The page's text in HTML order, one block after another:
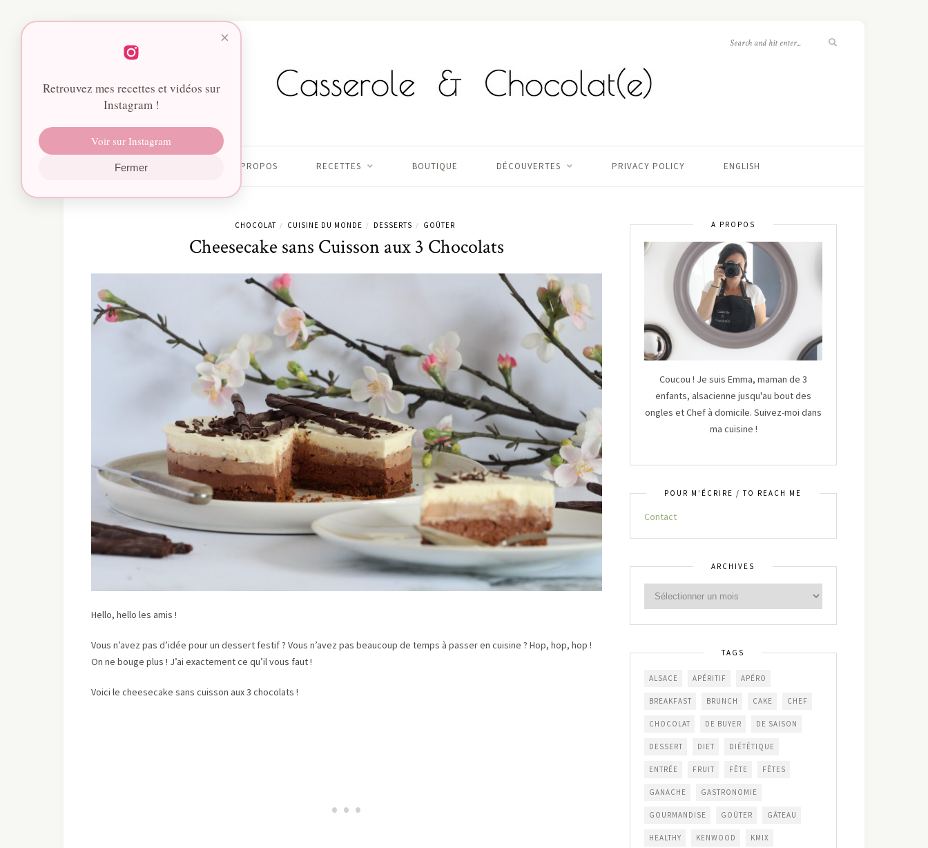
À PROPOS RECETTES BOUTIQUE DÉCOUVERTES PRIVACY POLICY ENGLISH
CHOCOLAT / CUISINE DU MONDE / DESSERTS / GOÛTER
Cheesecake sans Cuisson aux 3 Chocolats
Hello, hello les amis !
Vous n’avez pas d’idée pour un dessert festif ? Vous n’avez pas beaucoup de temps à passer en cuisine ? Hop, hop, hop !
On ne bouge plus ! J’ai exactement ce qu’il vous faut !
Voici le cheesecake sans cuisson aux 3 chocolats !
A PROPOS
Coucou ! Je suis Emma, maman de 3
enfants, alsacienne jusqu'au bout des
ongles et Chef à domicile. Suivez-moi dans
ma cuisine !
POUR M’ÉCRIRE / TO REACH ME
Contact
ARCHIVES
TAGS
ALSACE APÉRITIF APÉRO
BREAKFAST BRUNCH CAKE CHEF
CHOCOLAT DE BUYER DE SAISON
DESSERT DIET DIÉTÉTIQUE
ENTRÉE FRUIT FÊTE FÊTES
GANACHE GASTRONOMIE
GOURMANDISE GOÛTER GÂTEAU
HEALTHY KENWOOD KMIX
×
Retrouvez mes recettes et vidéos sur
Instagram !
Voir sur Instagram
Fermer